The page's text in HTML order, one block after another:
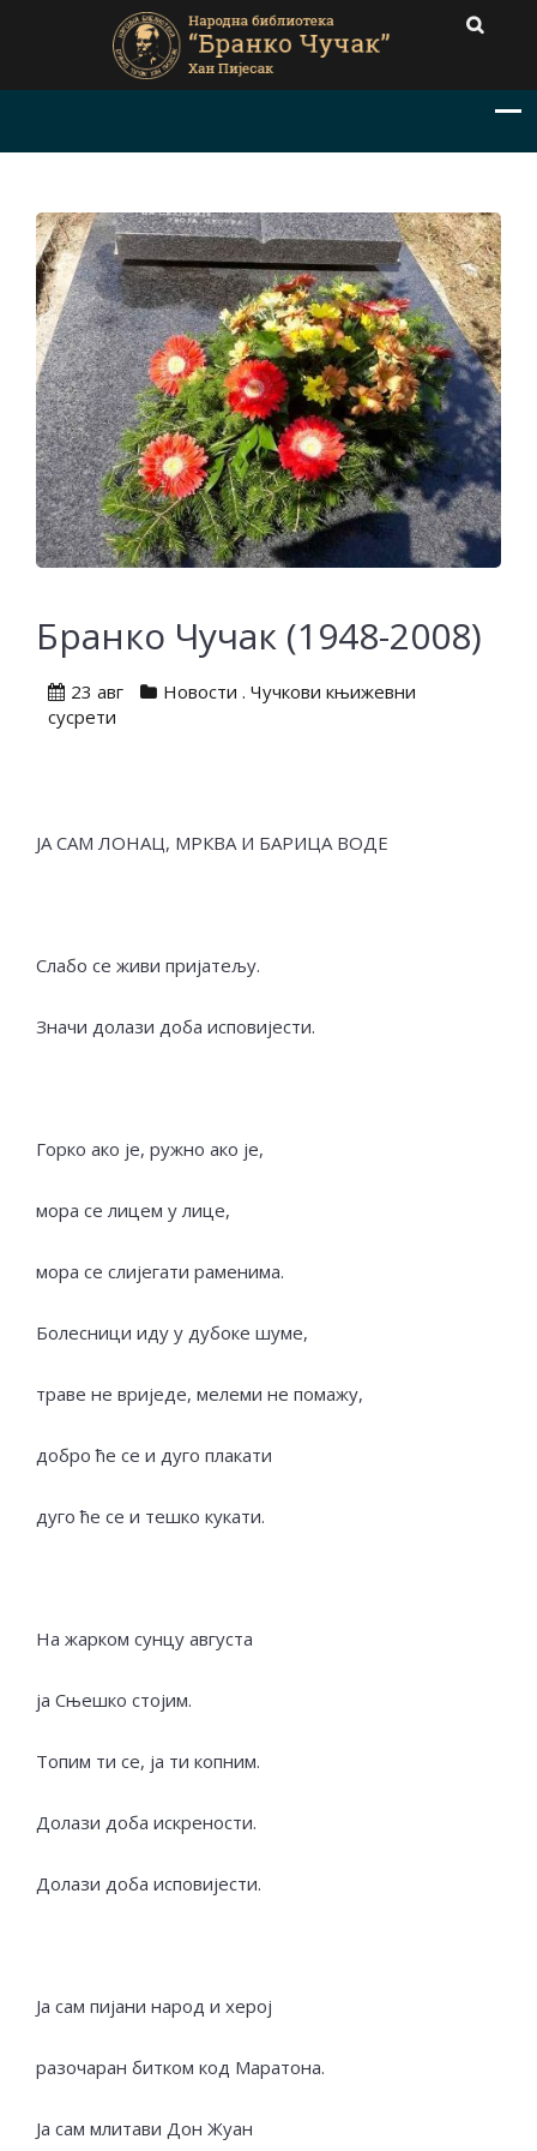
Бранко Чучак (1948-2008)
23 авг Новости . Чучкови књижевни
сусрети
ЈА САМ ЛОНАЦ, МРКВА И БАРИЦА ВОДЕ
Слабо се живи пријатељу.
Значи долази доба исповијести.
Горко ако је, ружно ако је,
мора се лицем у лице,
мора се слијегати раменима.
Болесници иду у дубоке шуме,
траве не вриједе, мелеми не помажу,
добро ће се и дуго плакати
дуго ће се и тешко кукати.
На жарком сунцу августа
ја Сњешко стојим.
Топим ти се, ја ти копним.
Долази доба искрености.
Долази доба исповијести.
Ја сам пијани народ и херој
разочаран битком код Маратона.
Ја сам млитави Дон Жуан